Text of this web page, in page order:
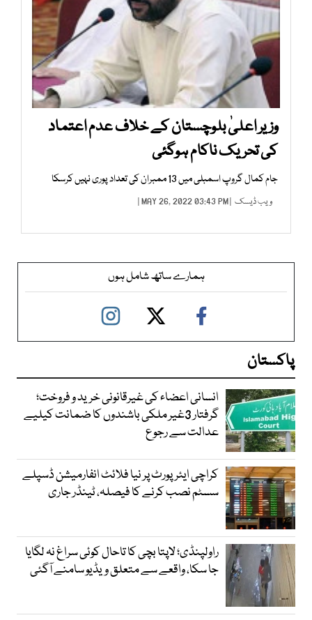
وزیر اعلیٰ بلوچستان کے خلاف عدم اعتماد
کی تحریک ناکام ہوگئی
جام کمال گروپ اسمبلی میں 13 ممبران کی تعداد پوری نہیں کرسکا
ویب ڈیسک | MAY 26, 2022 03:43 PM |
ہمارے ساتھ شامل ہوں
پاکستان
انسانی اعضاء کی غیرقانونی خرید و فروخت؛
گرفتار 3غیر ملکی باشندوں کا ضمانت کیلیے
عدالت سے رجوع
کراچی ایئرپورٹ پر نیا فلائٹ انفارمیشن ڈسپلے
سسٹم نصب کرنے کا فیصلہ، ٹینڈر جاری
راولپنڈی؛ لاپتا بچی کا تاحال کوئی سراغ نہ لگایا
جا سکا، واقعے سے متعلق ویڈیو سامنے آگئی